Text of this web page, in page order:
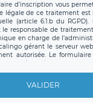
d’inscription vous
légale de ce traitement est
(article 6.1.b du RGPD).
le responsable de
en charge de
gérant le serveur
autorisée. Le
de protection
étant entendu
de vos
VALIDER